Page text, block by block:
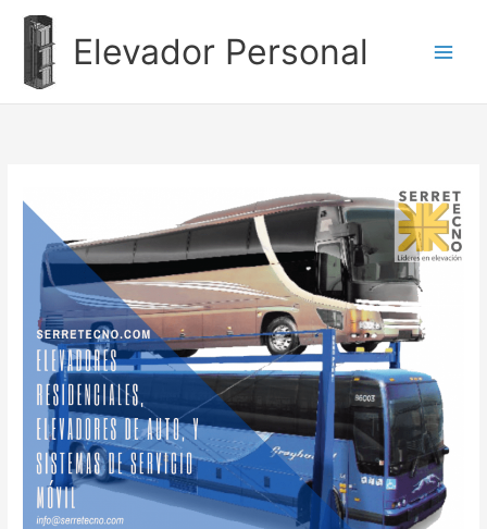
contenido
Elevador Personal